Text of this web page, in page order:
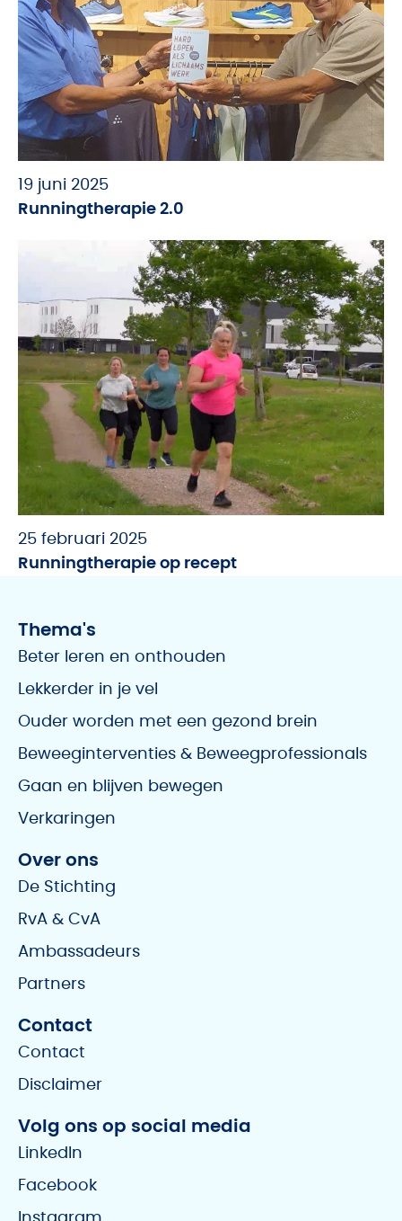
19 juni 2025
Runningtherapie 2.0
25 februari 2025
Runningtherapie op recept
Thema's
Beter leren en onthouden
Lekkerder in je vel
Ouder worden met een gezond brein
Beweeginterventies & Beweegprofessionals
Gaan en blijven bewegen
Verkaringen
Over ons
De Stichting
RvA & CvA
Ambassadeurs
Partners
Contact
Contact
Disclaimer
Volg ons op social media
LinkedIn
Facebook